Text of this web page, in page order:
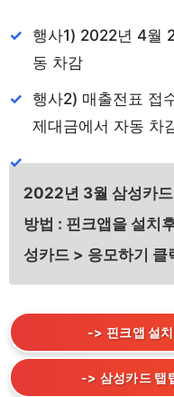
행사1) 2022년 4월
동 차감
행사2) 매출전표 접
제대금에서 자동 차
2022년 3월 삼성카
방법 : 핀크앱을 설치
성카드 > 응모하기 클
-> 핀크앱 설
-> 삼성카드 탭